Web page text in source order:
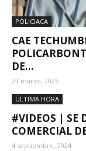
POLICIACA
CAE
DE...
27 marzo, 2025
ÚLTIMA HORA
#VIDEOS | SE
COMERCIAL
4 septiembre, 2024